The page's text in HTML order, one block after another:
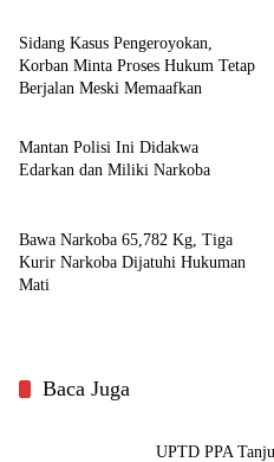
Sidang Kasus Pengeroyokan,
Korban Minta Proses Hukum Tetap
Berjalan Meski Memaafkan
Hukrim
Mantan Polisi Ini Didakwa
Edarkan dan Miliki Narkoba
Bawa Narkoba 65,782 Kg, Tiga
Kurir Narkoba Dijatuhi Hukuman
Mati
Baca Juga
UPTD PPA